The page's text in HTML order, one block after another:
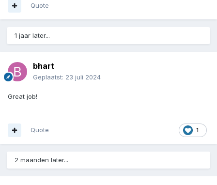
Quote
1 jaar later...
bhart
Geplaatst: 23 juli 2024
Great job!
1
Quote
2 maanden later...